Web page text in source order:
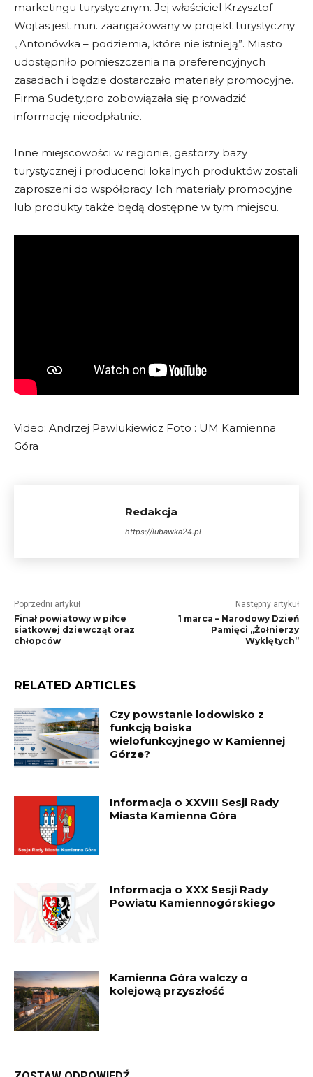
marketingu turystycznym. Jej właściciel Krzysztof
Wojtas jest m.in. zaangażowany w projekt turystyczny
„Antonówka – podziemia, które nie istnieją”. Miasto
udostępniło pomieszczenia na preferencyjnych
zasadach i będzie dostarczało materiały promocyjne.
Firma Sudety.pro zobowiązała się prowadzić
informację nieodpłatnie.
Inne miejscowości w regionie, gestorzy bazy
turystycznej i producenci lokalnych produktów zostali
zaproszeni do współpracy. Ich materiały promocyjne
lub produkty także będą dostępne w tym miejscu.
Video: Andrzej Pawlukiewicz Foto : UM Kamienna
Góra
Redakcja
https://lubawka24.pl
Poprzedni artykuł
Finał powiatowy w piłce
siatkowej dziewcząt oraz
chłopców
Następny artykuł
1 marca – Narodowy Dzień
Pamięci „Żołnierzy
Wyklętych”
RELATED ARTICLES
Czy powstanie lodowisko z
funkcją boiska
wielofunkcyjnego w Kamiennej
Górze?
Informacja o XXVIII Sesji Rady
Miasta Kamienna Góra
Informacja o XXX Sesji Rady
Powiatu Kamiennogórskiego
Kamienna Góra walczy o
kolejową przyszłość